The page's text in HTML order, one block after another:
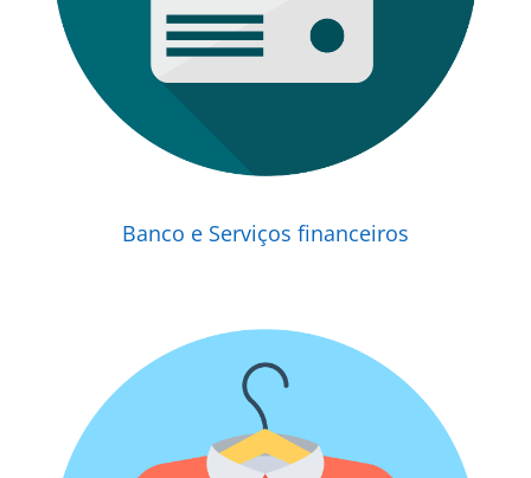
Banco e Serviços financeiros